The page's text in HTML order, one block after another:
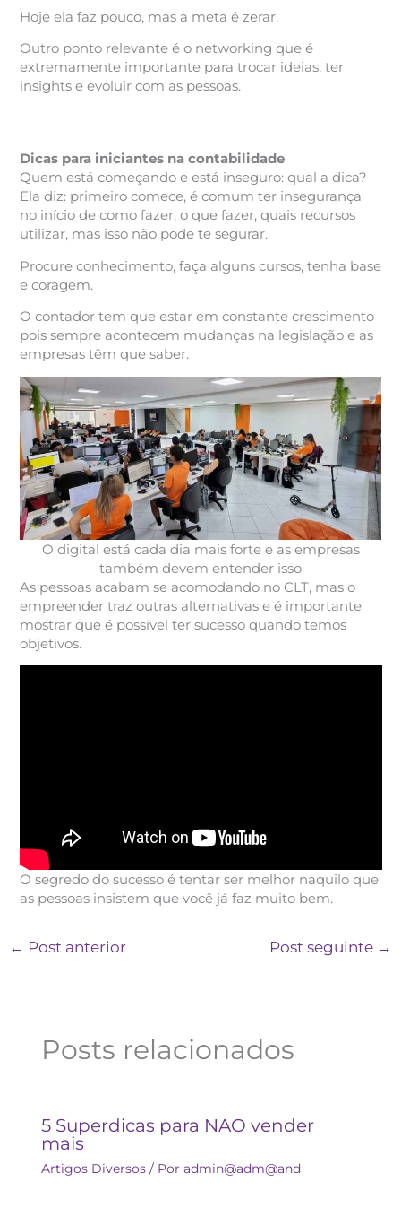
Hoje ela faz pouco, mas a meta é zerar.
Outro ponto relevante é o networking que é
extremamente importante para trocar ideias, ter
insights e evoluir com as pessoas.
Dicas para iniciantes na contabilidade
Quem está começando e está inseguro: qual a dica?
Ela diz: primeiro comece, é comum ter insegurança
no início de como fazer, o que fazer, quais recursos
utilizar, mas isso não pode te segurar.
Procure conhecimento, faça alguns cursos, tenha base
e coragem.
O contador tem que estar em constante crescimento
pois sempre acontecem mudanças na legislação e as
empresas têm que saber.
O digital está cada dia mais forte e as empresas
também devem entender isso
As pessoas acabam se acomodando no CLT, mas o
empreender traz outras alternativas e é importante
mostrar que é possível ter sucesso quando temos
objetivos.
O segredo do sucesso é tentar ser melhor naquilo que
as pessoas insistem que você já faz muito bem.
← Post anterior Post seguinte →
Posts relacionados
5 Superdicas para NAO vender
mais
Artigos Diversos/ Por admin@adm@and